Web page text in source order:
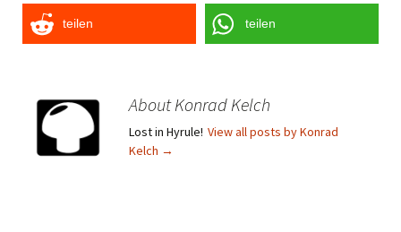
teilen teilen
About Konrad Kelch
Lost in Hyrule! View all posts by Konrad
Kelch →